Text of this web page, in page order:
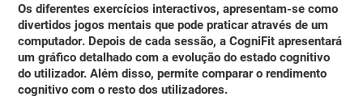
Os diferentes exercícios interactivos, apresentam-se como
divertidos jogos mentais que pode praticar através de um
computador. Depois de cada sessão, a CogniFit apresentará
um gráfico detalhado com a evolução do estado cognitivo
do utilizador. Além disso, permite comparar o rendimento
cognitivo com o resto dos utilizadores.